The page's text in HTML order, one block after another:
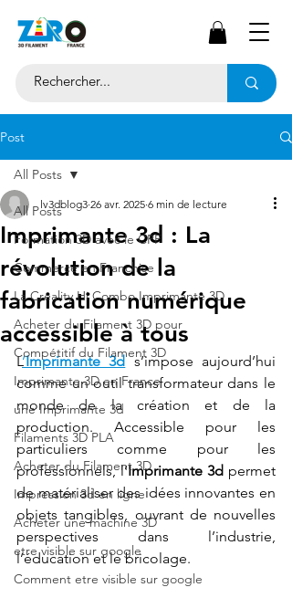
Post
All Posts
Formation 3D avec le CPF
Commerce en Franchise
La Creality Hi Combo Imprimante 3D
Acheter du Filament 3D pour
Compétitif du Filament 3D
Imprimante 3D en France
une Imprimante 3d
Filaments 3D PLA
Acheter du Filament 3D
Impression 3d en ligne
Acheter une machine 3D
etre visible sur google
Comment etre visible sur google
All Posts
Imprimante 3d : La
révolution de la
fabrication numérique
accessible à tous
lv3dblog3 26 avr. 2025 6 min de lecture
L’Imprimante 3d s’impose aujourd’hui
comme un outil transformateur dans le
monde de la création et de la
production. Accessible pour les
particuliers comme pour les
professionnels, l’Imprimante 3d permet
de matérialiser des idées innovantes en
objets tangibles, ouvrant de nouvelles
perspectives dans l’industrie,
l’éducation et le bricolage.